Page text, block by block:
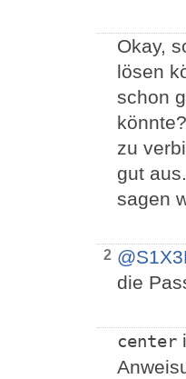
Okay,
lösen
schon
zu
gut
sagen
2
die
center